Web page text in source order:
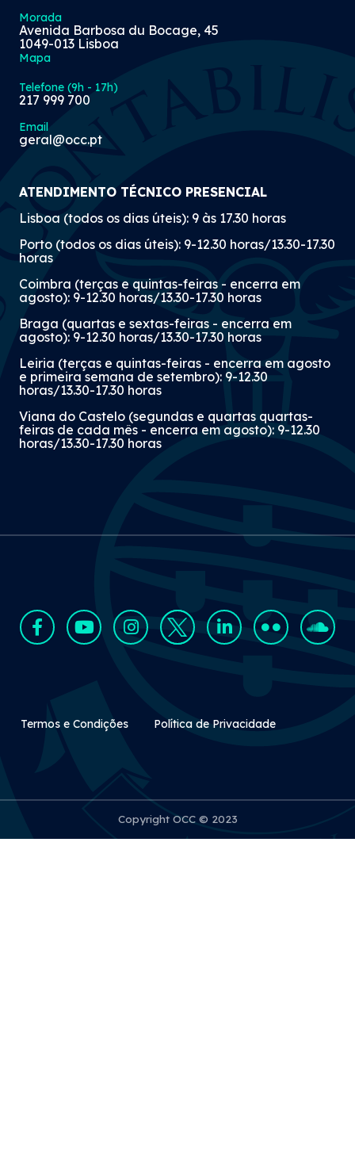
Morada
Avenida Barbosa du Bocage, 45
1049-013 Lisboa
Mapa
Telefone (9h - 17h)
217 999 700
Email
geral@occ.pt
ATENDIMENTO TÉCNICO PRESENCIAL
Lisboa (todos os dias úteis): 9 às 17.30 horas
Porto (todos os dias úteis): 9-12.30 horas/13.30-17.30
horas
Coimbra (terças e quintas-feiras - encerra em
agosto): 9-12.30 horas/13.30-17.30 horas
Braga (quartas e sextas-feiras - encerra em
agosto): 9-12.30 horas/13.30-17.30 horas
Leiria (terças e quintas-feiras - encerra em agosto
e primeira semana de setembro): 9-12.30
horas/13.30-17.30 horas
Viana do Castelo (segundas e quartas quartas-
feiras de cada mês - encerra em agosto): 9-12.30
horas/13.30-17.30 horas
Rodapé Secundário
Termos e Condições Política de Privacidade
Copyright OCC © 2023